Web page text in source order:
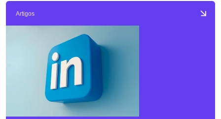
Artigos